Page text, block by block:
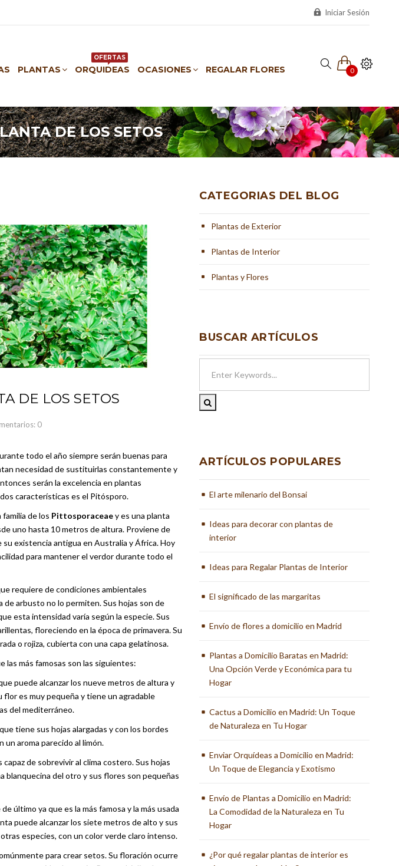
Iniciar Sesión
0
PLANTAS ORQUIDEAS
OFERTAS
OCASIONES REGALAR FLORES
DE LOS SETOS
DE LOS SETOS
0
todo el año siempre serán buenas para
necesidad de sustituirlas constantemente y
serán la excelencia en plantas
características es el Pitósporo.
de los Pittosporaceaey es una planta
uno hasta 10 metros de altura. Proviene de
existencia antigua en Australia y África. Hoy
para mantener el verdor durante todo el
requiere de condiciones ambientales
de arbusto no lo permiten. Sus hojas son de
esta intensidad varía según la especie. Sus
floreciendo en la época de primavera. Su
o rojiza, cubierta con una capa gelatinosa.
las más famosas son las siguientes:
puede alcanzar los nueve metros de altura y
flor es muy pequeña y tiene un agradable
del mediterráneo.
tiene sus hojas alargadas y con los bordes
un aroma parecido al limón.
de sobrevivir al clima costero. Sus hojas
blanquecina del otro y sus flores son pequeñas
último ya que es la más famosa y la más usada
puede alcanzar los siete metros de alto y sus
especies, con un color verde claro intenso.
para crear setos. Su floración ocurre
CATEGORIAS DEL BLOG
Plantas de Exterior
Plantas de Interior
Plantas y Flores
BUSCAR ARTÍCULOS
ARTÍCULOS POPULARES
El arte milenario del Bonsai
Ideas para decorar con plantas de
interior
Ideas para Regalar Plantas de Interior
El significado de las margaritas
Envío de flores a domicilio en Madrid
Plantas a Domicilio Baratas en Madrid:
Una Opción Verde y Económica para tu
Hogar
Cactus a Domicilio en Madrid: Un Toque
de Naturaleza en Tu Hogar
Enviar Orquídeas a Domicilio en Madrid:
Un Toque de Elegancia y Exotismo
Envío de Plantas a Domicilio en Madrid:
La Comodidad de la Naturaleza en Tu
Hogar
¿Por qué regalar plantas de interior es